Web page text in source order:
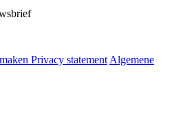
Privacy statement Algemene